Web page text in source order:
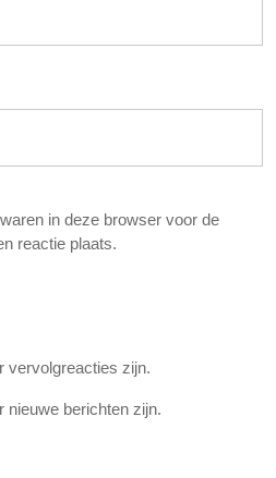
in deze browser voor de
reactie plaats.
vervolgreacties zijn.
nieuwe berichten zijn.